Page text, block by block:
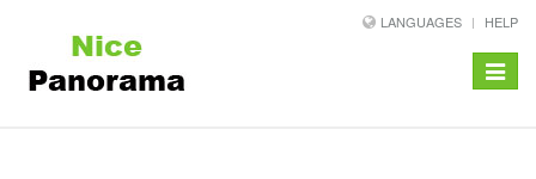
LANGUAGES HELP
Toggle